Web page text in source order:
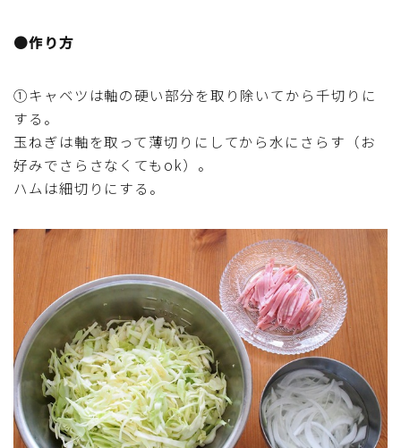
行事食(おせち・ハロウィン・クリスマス・雛祭り・子
乾物・海藻・麩料理
お弁当
圧力鍋使用の料理
ソース・ドレッシング・たれ・ディップ類
ドリンク・シロップ・ジャム類
その他食材
●作り方
①キャベツは軸の硬い部分を取り除いてから千切りに
する。
玉ねぎは軸を取って薄切りにしてから水にさらす（お
好みでさらさなくてもok）。
ハムは細切りにする。